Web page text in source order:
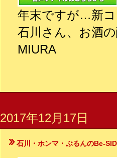
年末ですが…新
石川さん、お酒
MIURA
2017年12月17日
石川・ホンマ・ぶるんのBe-